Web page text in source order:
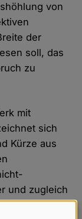
von
der
soll, das
zu
mit
sich
Kürze aus
und zugleich